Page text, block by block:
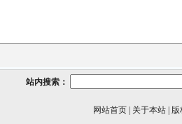
站内搜索：
网站首页 关于本站 版